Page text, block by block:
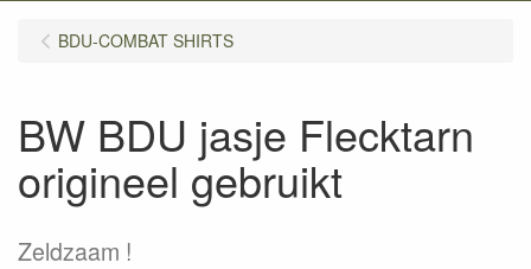
BDU-COMBAT SHIRTS
BW BDU jasje Flecktarn
origineel gebruikt
Zeldzaam !